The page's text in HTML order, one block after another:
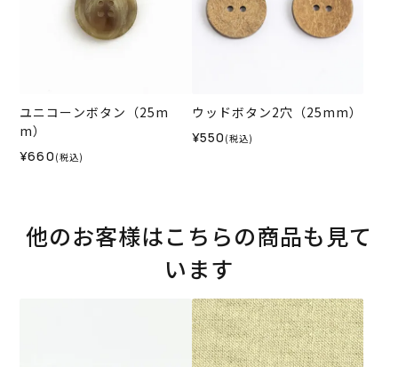
ユニコーンボタン（25m
m）
¥660 (税込)
ウッドボタン2穴（25mm）
¥550 (税込)
他のお客様はこちらの商品も見て
います